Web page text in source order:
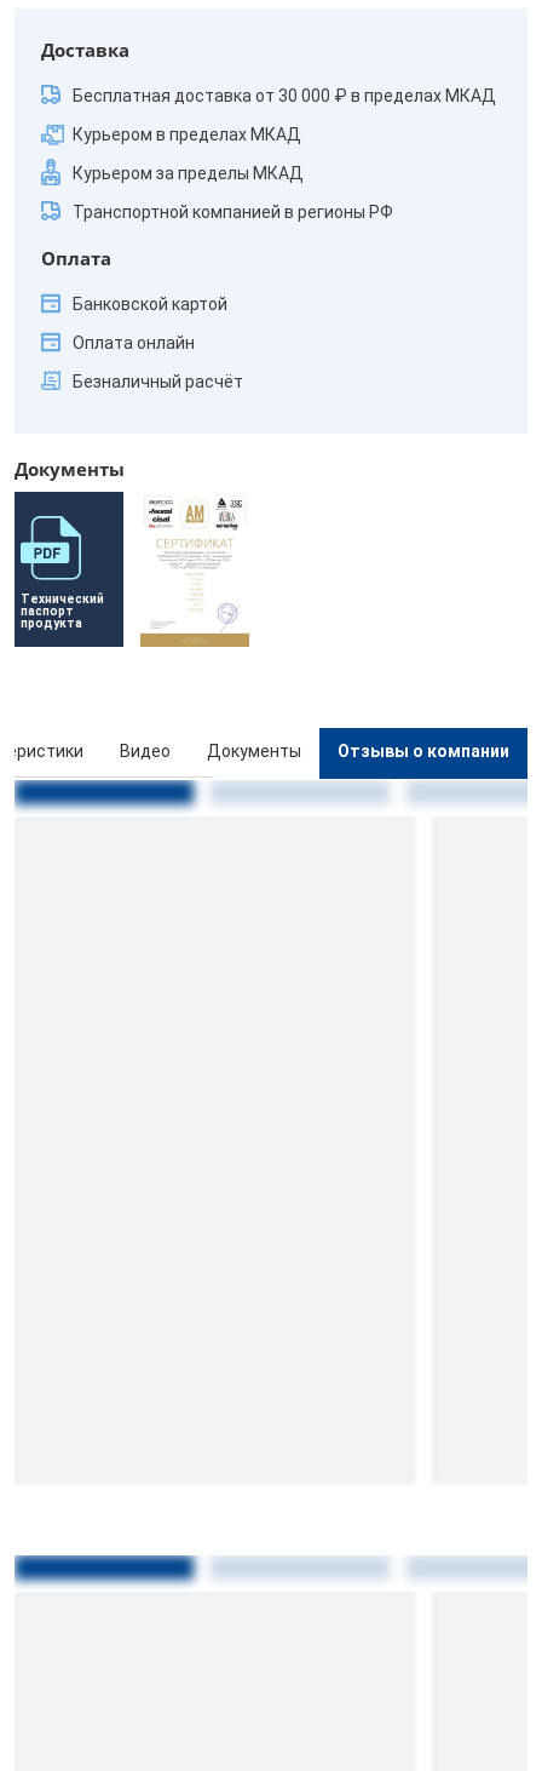
Доставка
Бесплатная доставка от 30 000 ₽ в пределах МКАД
Курьером в пределах МКАД
Курьером за пределы МКАД
Транспортной компанией в регионы РФ
Оплата
Банковской картой
Оплата онлайн
Безналичный расчёт
Документы
Технический
паспорт
продукта
Видео Документы Отзывы о компании